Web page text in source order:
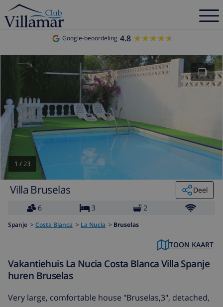
Google-beoordeling 4.8 ★★★★★
★★★★★
1 /23
Villa Bruselas
Deel
6
3 2
Spanje > Costa Blanca > La Nucia > Bruselas
TOON KAART
Vakantiehuis La Nucia Costa Blanca Villa Spanje
huren Bruselas
Very large, comfortable house "Bruselas,3", detached,